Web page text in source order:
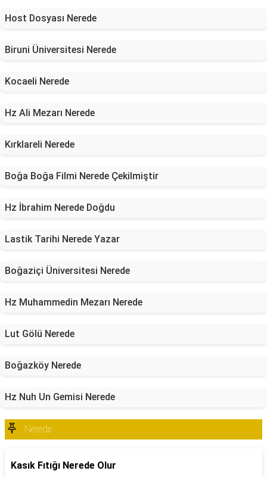
Host Dosyası Nerede
Biruni Üniversitesi Nerede
Kocaeli Nerede
Hz Ali Mezarı Nerede
Kırklareli Nerede
Boğa Boğa Filmi Nerede Çekilmiştir
Hz İbrahim Nerede Doğdu
Lastik Tarihi Nerede Yazar
Boğaziçi Üniversitesi Nerede
Hz Muhammedin Mezarı Nerede
Lut Gölü Nerede
Boğazköy Nerede
Hz Nuh Un Gemisi Nerede
Nerede
Kasık Fıtığı Nerede Olur